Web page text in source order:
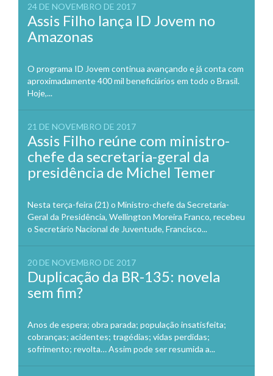
24 DE NOVEMBRO DE 2017
Assis Filho lança ID Jovem no
Amazonas
O programa ID Jovem continua avançando e já conta com
aproximadamente 400 mil beneficiários em todo o Brasil.
Hoje,...
21 DE NOVEMBRO DE 2017
Assis Filho reúne com ministro-
chefe da secretaria-geral da
presidência de Michel Temer
Nesta terça-feira (21) o Ministro-chefe da Secretaria-
Geral da Presidência, Wellington Moreira Franco, recebeu
o Secretário Nacional de Juventude, Francisco...
20 DE NOVEMBRO DE 2017
Duplicação da BR-135: novela
sem fim?
Anos de espera; obra parada; população insatisfeita;
cobranças; acidentes; tragédias; vidas perdidas;
sofrimento; revolta… Assim pode ser resumida a...